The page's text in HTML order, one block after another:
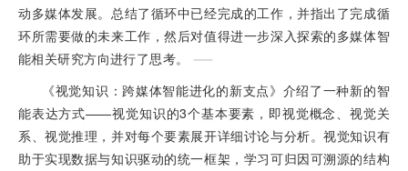
动多媒体发展。总结了循环中已经完成的工作，并指出了完成循
环所需要做的未来工作，然后对值得进一步深入探索的多媒体智
能相关研究方向进行了思考。
《视觉知识：跨媒体智能进化的新支点》介绍了一种新的智
能表达方式——视觉知识的3个基本要素，即视觉概念、视觉关
系、视觉推理，并对每个要素展开详细讨论与分析。视觉知识有
助于实现数据与知识驱动的统一框架，学习可归因可溯源的结构